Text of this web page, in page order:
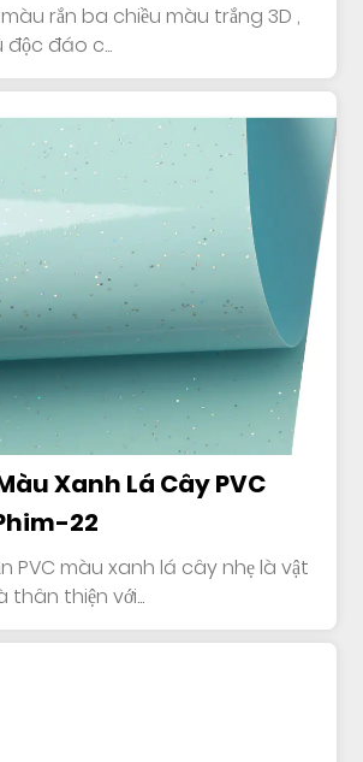
rắn ba chiều màu trắng 3D ,
độc đáo c...
Xanh Lá Cây PVC
22
PVC màu xanh lá cây nhẹ là vật
thân thiện với...